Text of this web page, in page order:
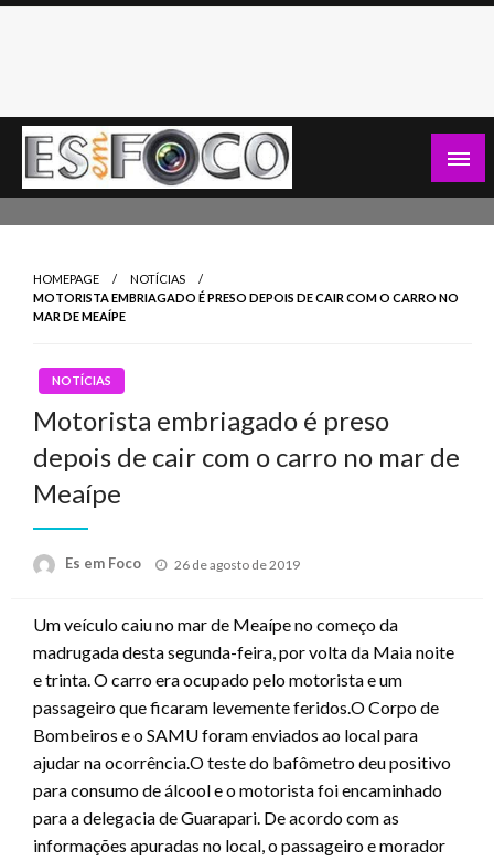
Skip
HOMEPAGE
NOTÍCIAS
MOTORISTA EMBRIAGADO É PRESO DEPOIS DE CAIR COM O CARRO NO
MAR DE MEAÍPE
NOTÍCIAS
Motorista embriagado é preso
depois de cair com o carro no mar de
Meaípe
Es em Foco
Posted
26 de agosto de 2019
Um veículo caiu no mar de Meaípe no começo da
madrugada desta segunda-feira, por volta da Maia noite
e trinta. O carro era ocupado pelo motorista e um
passageiro que ficaram levemente feridos.O Corpo de
Bombeiros e o SAMU foram enviados ao local para
ajudar na ocorrência.O teste do bafômetro deu positivo
para consumo de álcool e o motorista foi encaminhado
para a delegacia de Guarapari. De acordo com as
informações apuradas no local, o passageiro e morador